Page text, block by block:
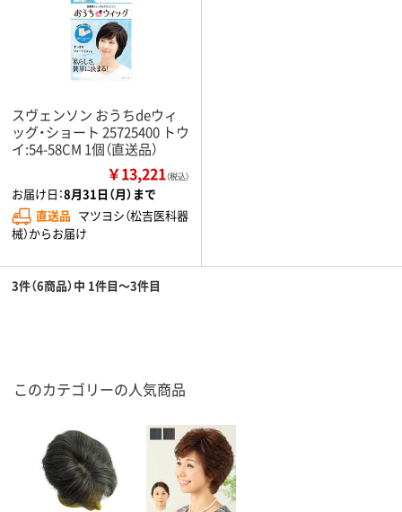
スヴェンソン おうちdeウィ
ッグ・ショート 25725400 トウ
イ:54-58CM 1個（直送品）
￥13,221（税込）
お届け日：8月31日（月）まで
直送品 マツヨシ（松吉医科器
械）からお届け
3件（6商品）中 1件目～3件目
このカテゴリーの人気商品